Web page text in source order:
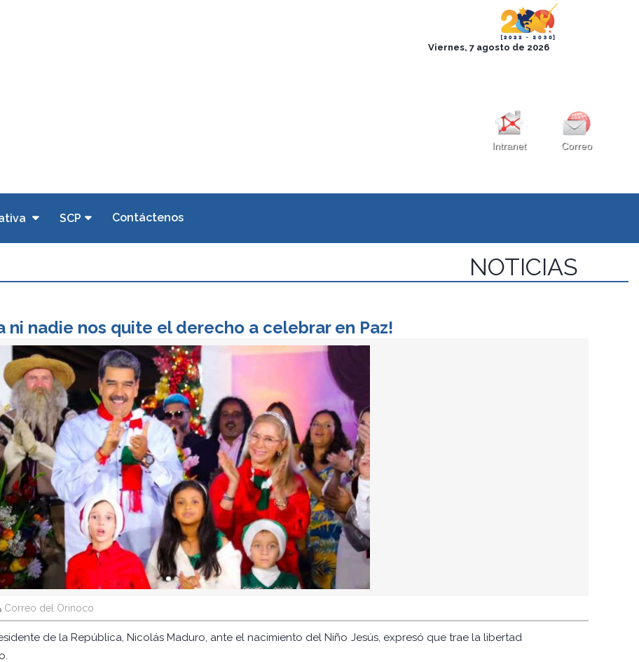
Correo
Intranet
SCP Contáctenos
NOTICIAS
ni nadie nos quite el derecho a celebrar en Paz!
Correo del Orinoco
de la República, Nicolás Maduro, ante el nacimiento del Niño Jesús, expresó que trae la libertad